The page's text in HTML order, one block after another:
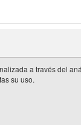
a través del
su uso.
adicional